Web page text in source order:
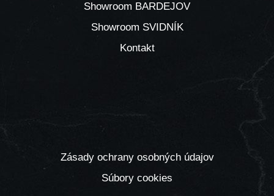
Showroom BARDEJOV
Showroom SVIDNÍK
Kontakt
Zásady ochrany osobných údajov
Súbory cookies